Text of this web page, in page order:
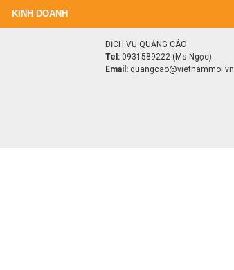
KINH DOANH
DỊCH VỤ QUẢNG CÁO
Tel: 0931589222 (Ms Ngọc)
Email: quangcao@vietnammoi.vn